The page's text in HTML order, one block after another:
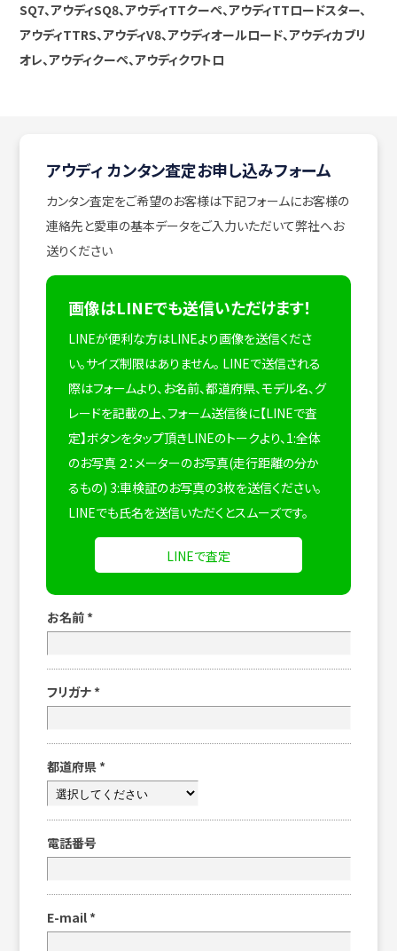
SQ7、アウディSQ8、アウディTTクーペ、アウディTTロードスター、
アウディTTRS、アウディV8、アウディオールロード、アウディカブリ
オレ、アウディクーペ、アウディクワトロ
アウディ カンタン査定お申し込みフォーム
カンタン査定をご希望のお客様は下記フォームにお客様の
連絡先と愛車の基本データをご入力いただいて弊社へお
送りください
画像はLINEでも送信いただけます！
LINEが便利な方はLINEより画像を送信くださ
い。サイズ制限はありません。 LINEで送信される
際はフォームより、お名前、都道府県、モデル名、グ
レードを記載の上、フォーム送信後に【LINEで査
定】ボタンをタップ頂きLINEのトークより、1:全体
のお写真 ２：メーターのお写真(走行距離の分か
るもの) 3:車検証のお写真の3枚を送信ください。
LINEでも氏名を送信いただくとスムーズです。
LINEで査定
お名前 *
フリガナ *
都道府県 *
電話番号
E-mail *